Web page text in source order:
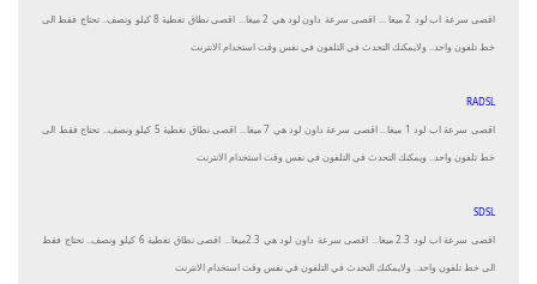
اقصى سرعة اب لود 2 ميغا ... اقصى سرعة داون لود هي 2 ميغا... اقصى نطاق تغطية 8 كيلو ونصف.. تحتاج فقط الى
خط تلفون واحد.. ولايمكنك التحدث في التلفون في نفس وقت استخدام الانترنت
RADSL
اقصى سرعة اب لود 1 ميغا... اقصى سرعة داون لود هي 7 ميغا... اقصى نطاق تغطية 5 كيلو ونصف.. تحتاج فقط الى
خط تلفون واحد.. ويمكنك التحدث في التلفون في نفس وقت استخدام الانترنت
SDSL
اقصى سرعة اب لود 2.3 ميغا... اقصى سرعة داون لود هي 2.3ميغا... اقصى نطاق تغطية 6 كيلو ونصف.. تحتاج فقط
الى خط تلفون واحد.. ولايمكنك التحدث في التلفون في نفس وقت استخدام الانترنت